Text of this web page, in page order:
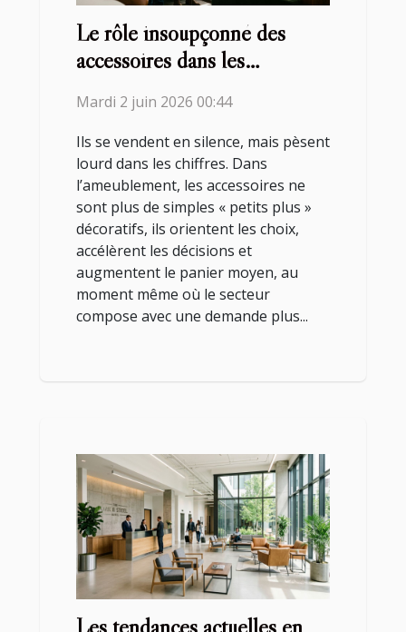
Le rôle insoupçonné des
accessoires dans les
mobilier
Mardi 2 juin 2026 00:44
Ils se vendent en silence, mais pèsent
lourd dans les chiffres. Dans
l’ameublement, les accessoires ne
sont plus de simples « petits plus »
décoratifs, ils orientent les choix,
accélèrent les décisions et
augmentent le panier moyen, au
moment même où le secteur
compose avec une demande plus...